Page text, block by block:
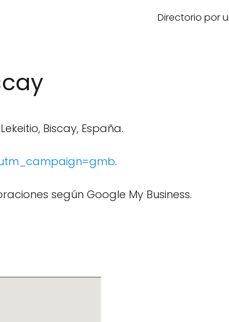
Directorio por
Biscay, España.
.
según Google My Business.